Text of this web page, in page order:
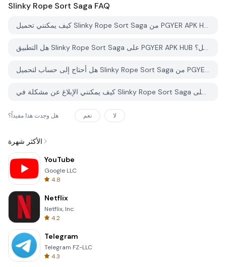
Slinky Rope Sort Saga FAQ
كيف يمكنني تحميل Slinky Rope Sort Saga من PGYER APK HUB؟
هل التطبيق Slinky Rope Sort Saga على PGYER APK HUB مجاني للتحميل؟
هل أحتاج إلى حساب لتحميل Slinky Rope Sort Saga من PGYER APK HUB؟
كيف يمكنني الإبلاغ عن مشكلة في Slinky Rope Sort Saga على PGYER APK HUB؟
هل وجدت هذا مفيداً؟ نعم لا
الأكثر شهرة
YouTube
Google LLC
4.8
Netflix
Netflix, Inc.
4.2
Telegram
Telegram FZ-LLC
4.3